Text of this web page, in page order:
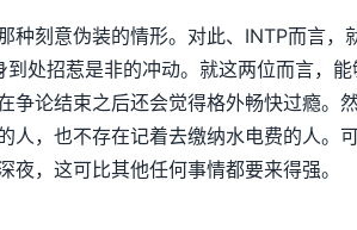
种刻意伪装的情形。对此、INTP而言，
处招惹是非的冲动。就这两位而言，能
争论结束之后还会觉得格外畅快过瘾。
人，也不存在记着去缴纳水电费的人。
，这可比其他任何事情都要来得强。